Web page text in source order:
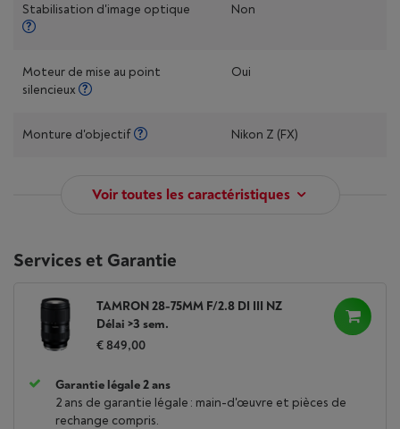
Stabilisation d'image optique Non
Moteur de mise au point
silencieux
Oui
Monture d'objectif Nikon Z (FX)
Voir toutes les caractéristiques
Services et Garantie
TAMRON 28-75MM F/2.8 DI III NZ
Délai >3 sem.
€ 849,00
Garantie légale 2 ans
2 ans de garantie légale : main-d'œuvre et pièces de
rechange compris.